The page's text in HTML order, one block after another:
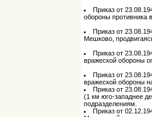
Приказ от
обороны противника
Приказ от
Мешково,
Приказ от
вражеской обороны
Приказ от
вражеской обороны
Приказ от
(1 км юго-западнее
подразделениям.
Приказ от